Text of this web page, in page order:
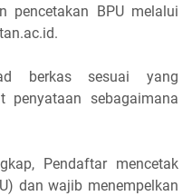
pencetakan BPU melalui
berkas sesuai yang
penyataan sebagaimana
Pendaftar mencetak
dan wajib menempelkan